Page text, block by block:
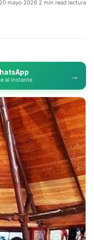
20 mayo 2026·2 min read lectura
al instante →